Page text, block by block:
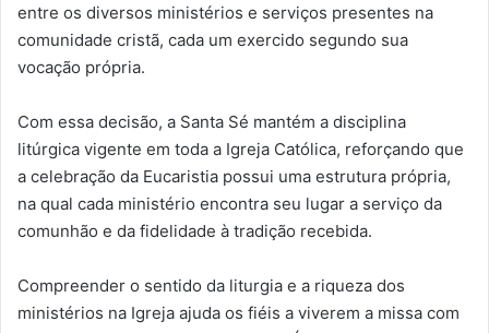
entre os diversos ministérios e serviços presentes na
comunidade cristã, cada um exercido segundo sua
vocação própria.
Com essa decisão, a Santa Sé mantém a disciplina
litúrgica vigente em toda a Igreja Católica, reforçando que
a celebração da Eucaristia possui uma estrutura própria,
na qual cada ministério encontra seu lugar a serviço da
comunhão e da fidelidade à tradição recebida.
Compreender o sentido da liturgia e a riqueza dos
ministérios na Igreja ajuda os fiéis a viverem a missa com